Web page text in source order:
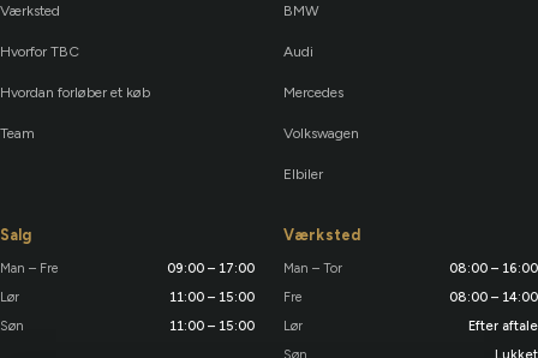
Værksted
Hvorfor TBC
Hvordan forløber et køb
Team
BMW
Audi
Mercedes
Volkswagen
Elbiler
Salg
Man – Fre
09:00 – 17:00
Lør
11:00 – 15:00
Søn
11:00 – 15:00
Værksted
Man – Tor
08:00 – 16:00
Fre
08:00 – 14:00
Lør
Efter aftale